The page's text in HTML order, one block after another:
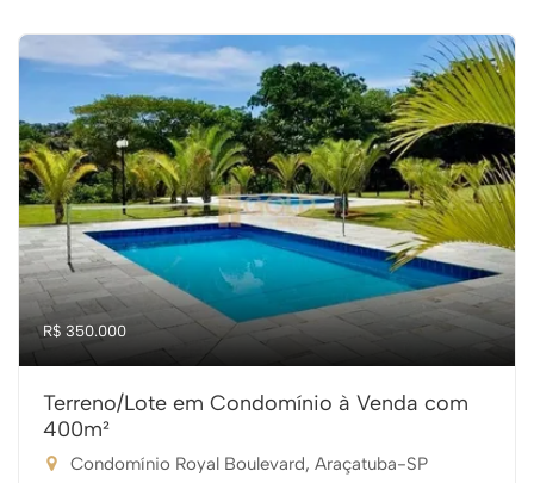
R$ 350.000
Terreno/Lote em Condomínio à Venda com
400m²
Condomínio Royal Boulevard, Araçatuba-SP